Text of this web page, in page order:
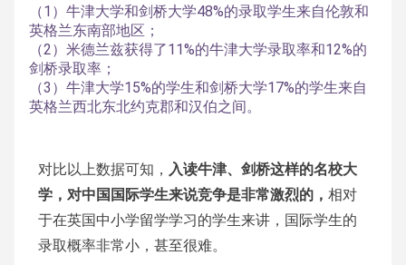
（1）牛津大学和剑桥大学48%的录取学生来自伦敦和
英格兰东南部地区；
（2）米德兰兹获得了11%的牛津大学录取率和12%的
剑桥录取率；
（3）牛津大学15%的学生和剑桥大学17%的学生来自
英格兰西北东北约克郡和汉伯之间。
对比以上数据可知， 入读牛津、剑桥这样的名校大
学，对中国国际学生来说竞争是非常激烈的， 相对
于在英国中小学留学学习的学生来讲，国际学生的
录取概率非常小，甚至很难。